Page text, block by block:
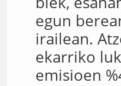
egun
irailean.
ekarriko
emisioen